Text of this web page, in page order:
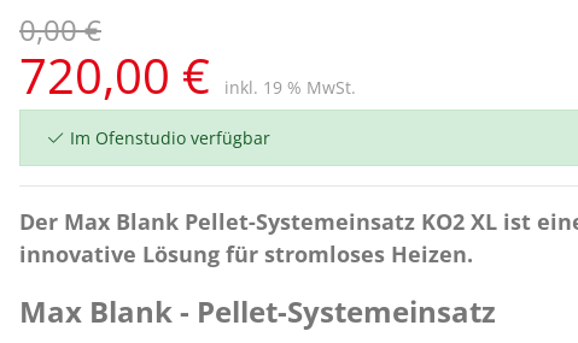
0,00 €
720,00 € inkl. 19 % MwSt.
Im Ofenstudio verfügbar
Der Max Blank Pellet-Systemeinsatz KO2 XL ist
innovative Lösung für stromloses Heizen.
Max Blank - Pellet-Systemeinsatz